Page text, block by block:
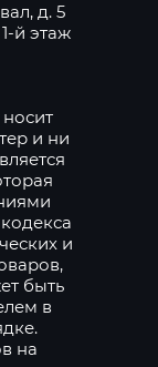
д. 5
й этаж
и ни
и
быть
в
на